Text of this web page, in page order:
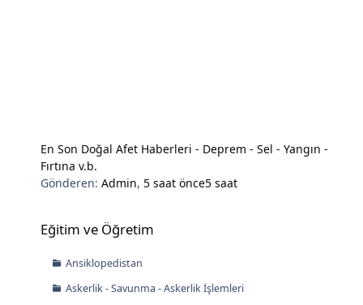
En Son Doğal Afet Haberleri - Deprem - Sel - Yangın -
Fırtına v.b.
Gönderen:Admin,5 saat önce5 saat
Eğitim ve Öğretim
Ansiklopedistan
Askerlik - Savunma - Askerlik İşlemleri